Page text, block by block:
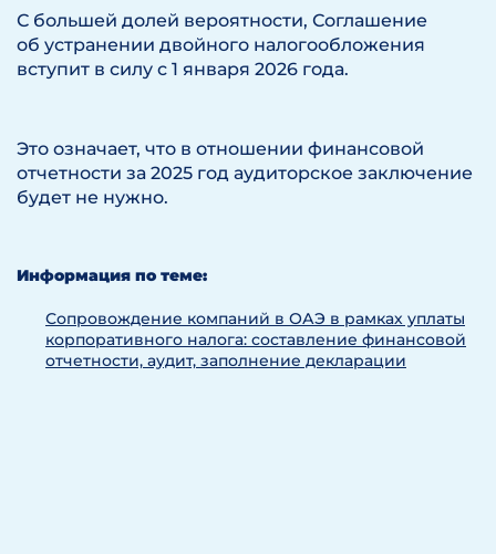
С большей долей вероятности, Соглашение
об устранении двойного налогообложения
вступит в силу с 1 января 2026 года.
Это означает, что в отношении финансовой
отчетности за 2025 год аудиторское заключение
будет не нужно.
Информация по теме:
Сопровождение компаний в ОАЭ в рамках уплаты
корпоративного налога: составление финансовой
отчетности, аудит, заполнение декларации